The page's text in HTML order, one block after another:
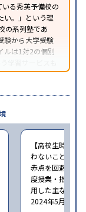
る秀英予備校の
い。」という理
の系列塾であ
験から大学受験
ルは1対2の個別
学習サービスも
【高校生時の通
わないことがあ
赤点を回避でき
度授業・指導。
用した主な授業
2024年5月）